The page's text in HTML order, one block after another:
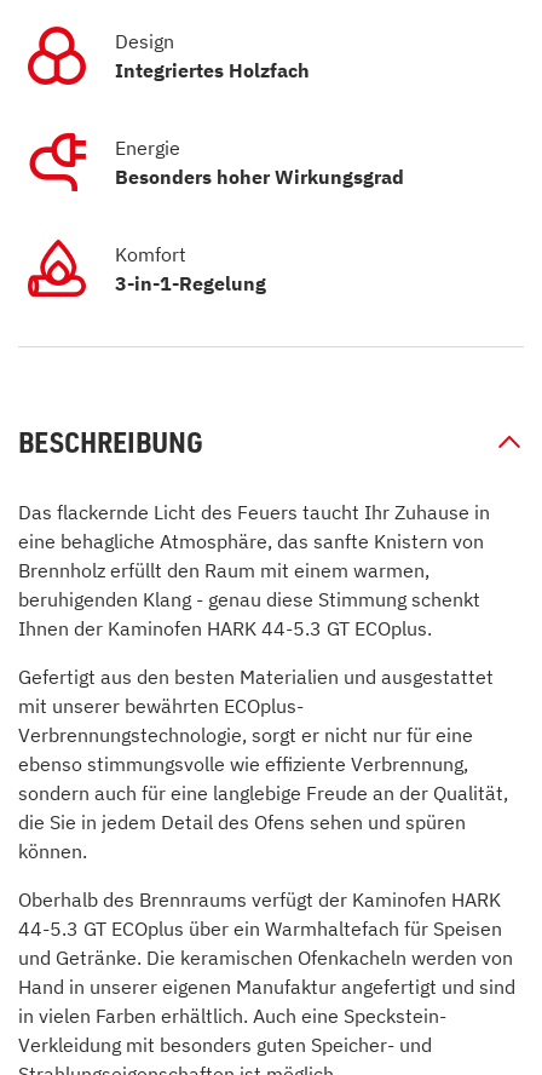
Design
Integriertes Holzfach
Energie
Besonders hoher Wirkungsgrad
Komfort
3-in-1-Regelung
BESCHREIBUNG
Das flackernde Licht des Feuers taucht Ihr Zuhause in
eine behagliche Atmosphäre, das sanfte Knistern von
Brennholz erfüllt den Raum mit einem warmen,
beruhigenden Klang - genau diese Stimmung schenkt
Ihnen der Kaminofen HARK 44-5.3 GT ECOplus.
Gefertigt aus den besten Materialien und ausgestattet
mit unserer bewährten ECOplus-
Verbrennungstechnologie, sorgt er nicht nur für eine
ebenso stimmungsvolle wie effiziente Verbrennung,
sondern auch für eine langlebige Freude an der Qualität,
die Sie in jedem Detail des Ofens sehen und spüren
können.
Oberhalb des Brennraums verfügt der Kaminofen HARK
44-5.3 GT ECOplus über ein Warmhaltefach für Speisen
und Getränke. Die keramischen Ofenkacheln werden von
Hand in unserer eigenen Manufaktur angefertigt und sind
in vielen Farben erhältlich. Auch eine Speckstein-
Verkleidung mit besonders guten Speicher- und